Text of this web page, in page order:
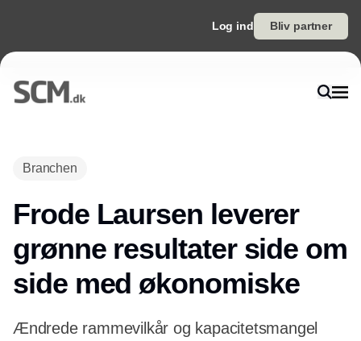
Log ind Bliv partner
Branchen
Frode Laursen leverer
grønne resultater side om
side med økonomiske
Ændrede rammevilkår og kapacitetsmangel